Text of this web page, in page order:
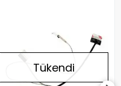
Tükendi